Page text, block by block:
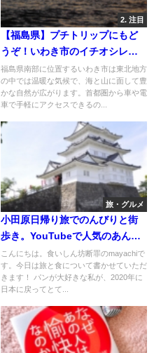
2. 注目
【福島県】プチトリップにもど
うぞ！いわき市のイチオシレジ
ャー・絶景・グルメスポット！
福島県南部に位置するいわき市は東北地方
の中では温暖な気候で、海と山に面して豊
かな自然が広がります。首都圏から車や電
車で手軽にアクセスできるの...
旅・グルメ
小田原日帰り旅でのんびりと街
歩き。YouTubeで人気のあんぱ
ん屋と神社とカフェ巡り。
こんにちは。食いしん坊断罪のmayachiで
す。今日は旅と食について書かせていただ
きます！ パンが大好きな私が、2020年に
日本に戻ってとて...